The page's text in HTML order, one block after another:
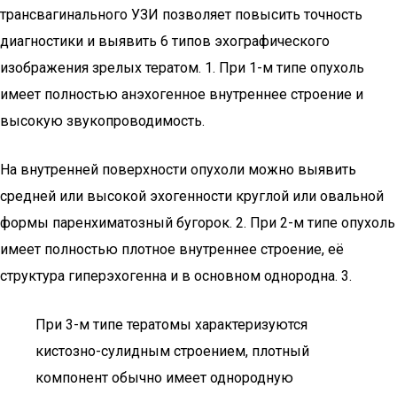
трансвагинального УЗИ позволяет повысить точность
диагностики и выявить 6 типов эхографического
изображения зрелых тератом. 1. При 1-м типе опухоль
имеет полностью анэхогенное внутреннее строение и
высокую звукопроводимость.
На внутренней поверхности опухоли можно выявить
средней или высокой эхогенности круглой или овальной
формы паренхиматозный бугорок. 2. При 2-м типе опухоль
имеет полностью плотное внутреннее строение, её
структура гиперэхогенна и в основном однородна. 3.
При 3-м типе тератомы характеризуются
кистозно-сулидным строением, плотный
компонент обычно имеет однородную